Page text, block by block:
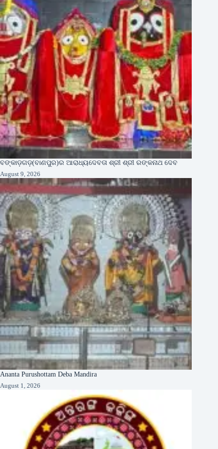
ବଙ୍କାଡ଼ଗଡ଼(ବାଣପୁର)ର ଆରାଧ୍ୟଦେବତା ଶ୍ରୀ ଶ୍ରୀ ରଙ୍କନାଥ ଦେବ
August 9, 2026
Ananta Purushottam Deba Mandira
August 1, 2026